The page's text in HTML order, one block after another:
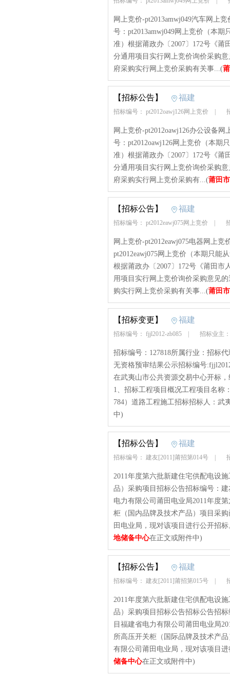
网上竞价-pt2013amwj049汽车网上
号：pt2013amwj049网上竞价（本期
准）根据莆政办〔2007〕172号《
分通用项目实行网上竞价询价采购
府采购实行网上竞价采购有关事...(
【招标公告】 福建
招标编号： pt2012oawj126网上竞价
网上竞价-pt2012oawj126办公设备
号：pt2012oawj126网上竞价（本期
准）根据莆政办〔2007〕172号《
分通用项目实行网上竞价询价采购
府采购实行网上竞价采购有...(莆田
【招标公告】 福建
招标编号： pt2012eawj075网上竞价
网上竞价-pt2012eawj075电器网上
pt2012eawj075网上竞价（本期只能
根据莆政办〔2007〕172号《莆田
用项目实行网上竞价询价采购意见
购实行网上竞价采购有关事...(莆田
【招标变更】 福建
招标编号： fjjl2012-zb085 招标业主
招标编号：127818所属行业：招标
无资格预审结果公示招标编号
在武夷山市公共资源交易中心开标
1、招标工程项目概况工程项目名称
784）道路工程施工招标招标人：武
中)
【招标公告】 福建
招标编号： 建友[2011]莆招第014号
2011年度第六批新建住宅供配电设
品）采购项目招标公告招标编号：
电力有限公司莆田电业局2011年度
柜（国内品牌及技术产品）项目采
田电业局，现对该项目进行公开招
地储备中心在正文或附件中)
【招标公告】 福建
招标编号： 建友[2011]莆招第015号
2011年度第六批新建住宅供配电设
品）采购项目招标公告招标公告招
目福建省电力有限公司莆田电业局
所高压开关柜（国际品牌及技术产
有限公司莆田电业局，现对该项目
储备中心在正文或附件中)